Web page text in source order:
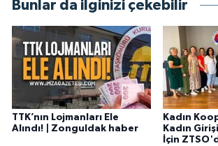
Bunlar da ilginizi çekebilir
TTK’nın Lojmanları Ele
Alındı! | Zonguldak haber
Kadın
Kadın
İçin